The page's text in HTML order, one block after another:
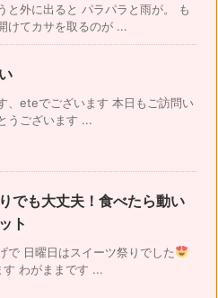
と外に出ると パラパラと雨が。 も
けてカサを取るのが ...
、eteでございます 本日もご訪問い
うございます ...
でも大丈夫！食べたら動い
ト
で 日曜日はスイーツ祭りでした
わがままです ...